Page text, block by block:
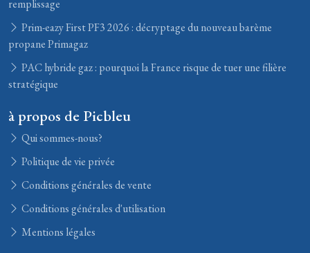
remplissage
Prim-eazy First PF3 2026 : décryptage du nouveau barème
propane Primagaz
PAC hybride gaz : pourquoi la France risque de tuer une filière
stratégique
à propos de Picbleu
Qui sommes-nous?
Politique de vie privée
Conditions générales de vente
Conditions générales d'utilisation
Mentions légales